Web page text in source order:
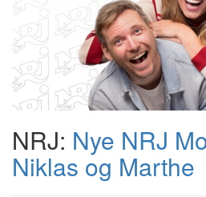
NRJ: Nye NRJ
Niklas og Marthe